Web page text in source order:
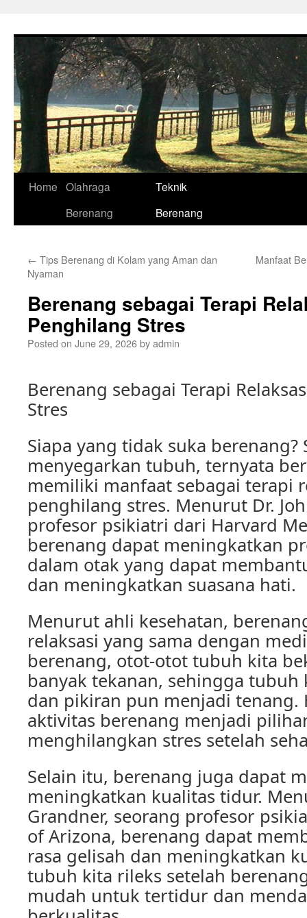
Home Olahraga
Berenang
Teknik
Berenang
← Tips Berenang di Kolam yang Aman dan
Nyaman
Manfaat
Berenang sebagai Terapi
Penghilang Stres
Posted on June 29, 2026byadmin
Berenang sebagai Terapi
Stres
Siapa yang tidak suka berenang?
menyegarkan tubuh, ternyata
memiliki manfaat sebagai terapi
penghilang stres. Menurut Dr.
profesor psikiatri dari Harvard
berenang dapat meningkatkan
dalam otak yang dapat
dan meningkatkan suasana hati.
Menurut ahli kesehatan,
relaksasi yang sama dengan
berenang, otot-otot tubuh kita
banyak tekanan, sehingga
dan pikiran pun menjadi tenang.
aktivitas berenang menjadi
menghilangkan stres setelah
Selain itu, berenang juga dapat
meningkatkan kualitas tidur.
Grandner, seorang profesor
of Arizona, berenang dapat
rasa gelisah dan meningkatkan
tubuh kita rileks setelah
mudah untuk tertidur dan